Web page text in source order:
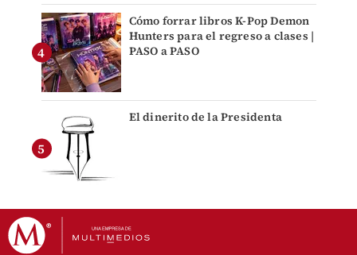
Cómo forrar libros K-Pop Demon
Hunters para el regreso a clases |
PASO a PASO
El dinerito de la Presidenta